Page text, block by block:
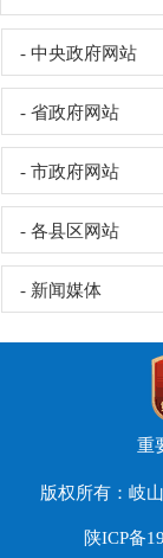
- 中央政府网站
- 省政府网站
- 市政府网站
- 各县区网站
- 新闻媒体
重
版权所有：岐
陕ICP备